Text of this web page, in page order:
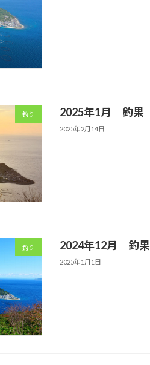
釣り 2025年1月 釣果
2025年2月14日
釣り 2024年12月 釣果
2025年1月1日